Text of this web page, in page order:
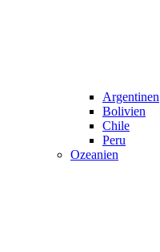
Argentinen
Bolivien
Chile
Peru
Ozeanien